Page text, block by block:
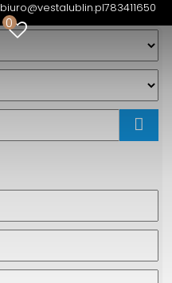
biuro@vestalublin.pl783411650
0